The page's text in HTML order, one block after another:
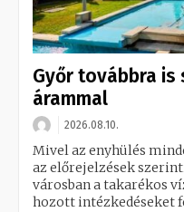
Győr továbbra is
árammal
2026.08.10.
Mivel az enyhülés
az előrejelzések
városban a takarékos
hozott intézkedéseket